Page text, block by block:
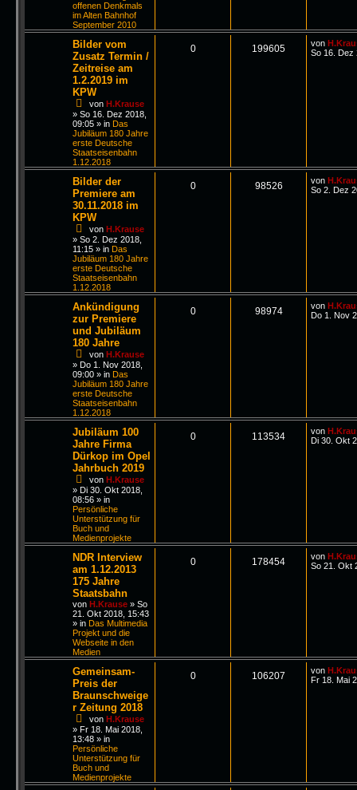
offenen Denkmals
im Alten Bahnhof
September 2010
Bilder vom
Zusatz Termin /
Zeitreise am
1.2.2019 im
KPW
von H.Krause
» So 16. Dez 2018,
09:05 » in Das
Jubiläum 180 Jahre
erste Deutsche
Staatseisenbahn
1.12.2018
0 199605 von
So 16. Dez
Bilder der
Premiere am
30.11.2018 im
KPW
von H.Krause
» So 2. Dez 2018,
11:15 » in Das
Jubiläum 180 Jahre
erste Deutsche
Staatseisenbahn
1.12.2018
0 98526 von
So 2. Dez
Ankündigung
zur Premiere
und Jubiläum
180 Jahre
von H.Krause
» Do 1. Nov 2018,
09:00 » in Das
Jubiläum 180 Jahre
erste Deutsche
Staatseisenbahn
1.12.2018
0 98974 von
Do 1. Nov
Jubiläum 100
Jahre Firma
Dürkop im Opel
Jahrbuch 2019
von H.Krause
» Di 30. Okt 2018,
08:56 » in
Persönliche
Unterstützung für
Buch und
Medienprojekte
0 113534 von
Di 30. Okt
NDR Interview
am 1.12.2013
175 Jahre
Staatsbahn
von H.Krause » So
21. Okt 2018, 15:43
» in Das Multimedia
Projekt und die
Webseite in den
Medien
0 178454 von
So 21. Okt
Gemeinsam-
Preis der
Braunschweige
r Zeitung 2018
von H.Krause
» Fr 18. Mai 2018,
13:48 » in
Persönliche
Unterstützung für
Buch und
Medienprojekte
0 106207 von
Fr 18. Mai